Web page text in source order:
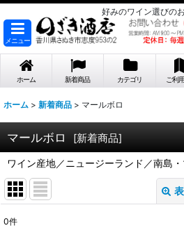
好みのワイン選びの
メニュー
ホーム 新着商品 カテゴリ ご利
ホーム > 新着商品 > マールボロ
マールボロ [新着商品]
ワイン産地／ニュージーランド／南島
0件